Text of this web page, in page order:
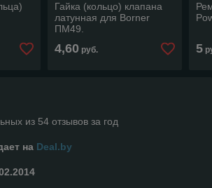
Гайка (кольцо) клапана
латунная для Borner
ПМ49.
4,60руб. 5
из 54 отзывов за год
на Deal.by